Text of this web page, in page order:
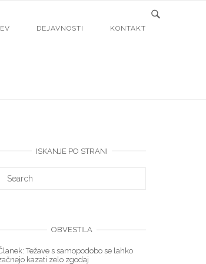
DEJAVNOSTI KONTAKT
ISKANJE PO STRANI
OBVESTILA
Težave s samopodobo se lahko
kazati zelo zgodaj